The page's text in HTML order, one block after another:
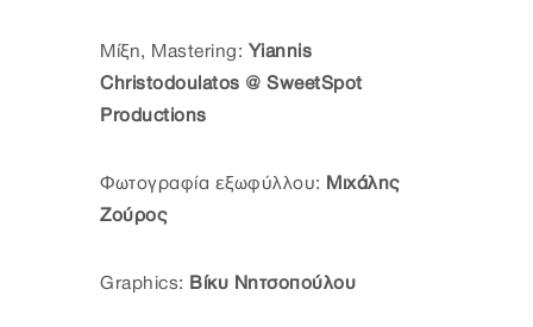
Μίξη, Mastering: Yiannis
Christodoulatos @ SweetSpot
Productions
Φωτογραφία εξωφύλλου: Μιχάλης
Ζούρος
Graphics: Βίκυ Νητσοπούλου